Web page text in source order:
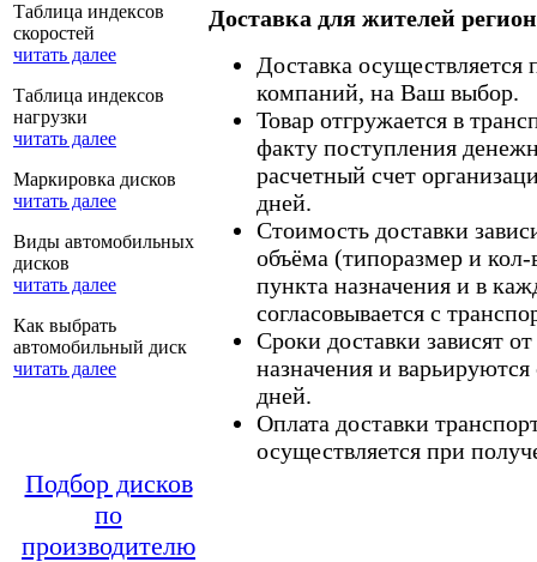
Таблица индексов
скоростей
читать далее
Таблица индексов
нагрузки
читать далее
Маркировка дисков
читать далее
Виды автомобильных
дисков
читать далее
Как выбрать
автомобильный диск
читать далее
Подбор дисков
по
производителю
Доставка для жителей
Доставка
компаний, на Ваш выбор.
Товар отгружается в
факту поступления
расчетный счет
дней.
Стоимость доставки
объёма (типоразмер и кол-
пункта назначения и в
согласовывается с
Сроки доставки зависят
назначения и
дней.
Оплата доставки
осуществляется при